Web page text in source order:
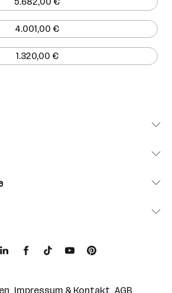
4.001,00 €
1.320,00 €
Impressum & Kontakt AGB